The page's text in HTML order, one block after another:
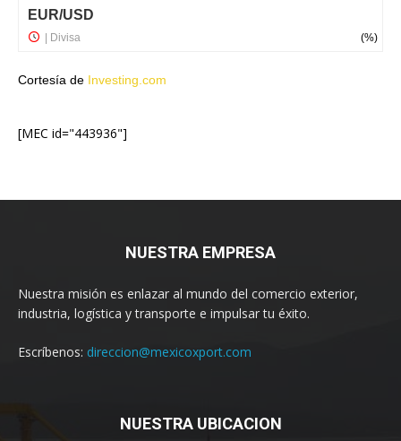
Cortesía de Investing.com
[MEC id="443936"]
NUESTRA EMPRESA
Nuestra misión es enlazar al mundo del comercio exterior,
industria, logística y transporte e impulsar tu éxito.
Escríbenos: direccion@mexicoxport.com
NUESTRA UBICACION